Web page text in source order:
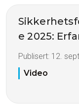
e 2025:
Publisert: 12.
Video